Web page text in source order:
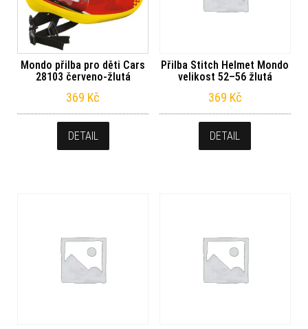
Mondo přilba pro děti Cars
28103 červeno-žlutá
369 Kč
DETAIL
Přilba Stitch Helmet Mondo
velikost 52–56 žlutá
369 Kč
DETAIL